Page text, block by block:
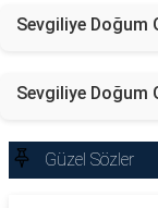
Sevgiliye Doğum
Sevgiliye Doğum
Güzel Sözler